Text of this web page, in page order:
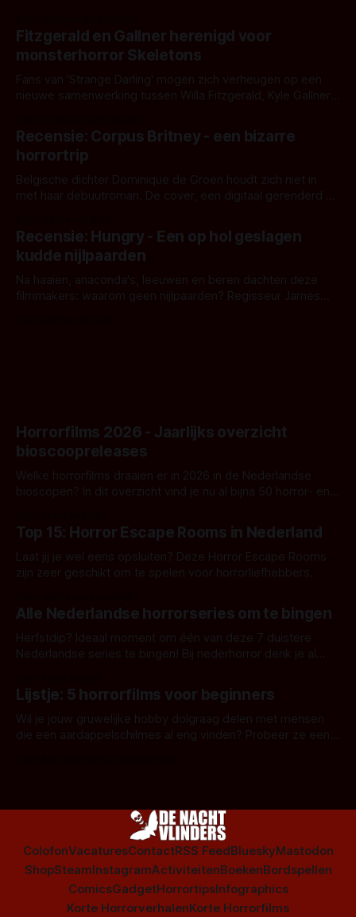
kille stijl vol folklore en mythe. Het topic deze keer is (kon
het het al raden?)... de weerwolf. Kijk je mee?
Fitzgerald en Gallner herenigd voor
monsterhorror Skeletons
Fans van 'Strange Darling' mogen zich verheugen op een
nieuwe samenwerking tussen Willa Fitzgerald, Kyle Gallner
'Skeletons', een nieuwe creature feature waarvoor de
opnames zijn gestart in Australië.
Recensie: Corpus Britney - een bizarre
horrortrip
Belgische dichter Dominique de Groen houdt zich niet in
met haar debuutroman. De cover, een digitaal gerenderd en
achtergrond, belooft iets kleurrijks maar onheilspellends,
iets ongrijpbaars. En dat maakt De Groen met ieder woord
waar.
Recensie: Hungry - Een op hol geslagen
kudde nijlpaarden
Na haaien, anaconda's, leeuwen en beren dachten deze
filmmakers: waarom geen nijlpaarden? Regisseur James
Horrorfilms 2026 - Jaarlijks overzicht
bioscoopreleases
Welke horrorfilms draaien er in 2026 in de Nederlandse
bioscopen? In dit overzicht vind je nu al bijna 50 horror- en
Top 15: Horror Escape Rooms in Nederland
Laat jij je wel eens opsluiten? Deze Horror Escape Rooms
zijn zeer geschikt om te spelen voor horrorliefhebbers.
Alle Nederlandse horrorseries om te bingen
Herfstdip? Ideaal moment om één van deze 7 duistere
Nederlandse series te bingen! Bij nederhorror denk je al
Amsterdamned of The Johnsons. Maar Nederlandse horror
is niet beperkt tot films. Hier een aantal Nederlandse tv-
series uit het duistere of horrorgenre. Als
Lijstje: 5 horrorfilms voor beginners
Wil je jouw gruwelijke hobby dolgraag delen met mensen
die een aardappelschilmes al eng vinden? Probeer ze eens
ColofonVacaturesContactRSS FeedBlueskyMastodon
ShopSteamInstagramActiviteitenBoekenBordspellen
ComicsGadgetHorrortipsInfographics
Korte HorrorverhalenKorte Horrorfilms